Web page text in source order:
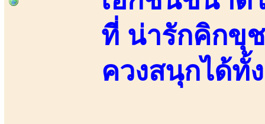
ที่ น่ารักคิกขุ
ควงสนุกได้ทั้